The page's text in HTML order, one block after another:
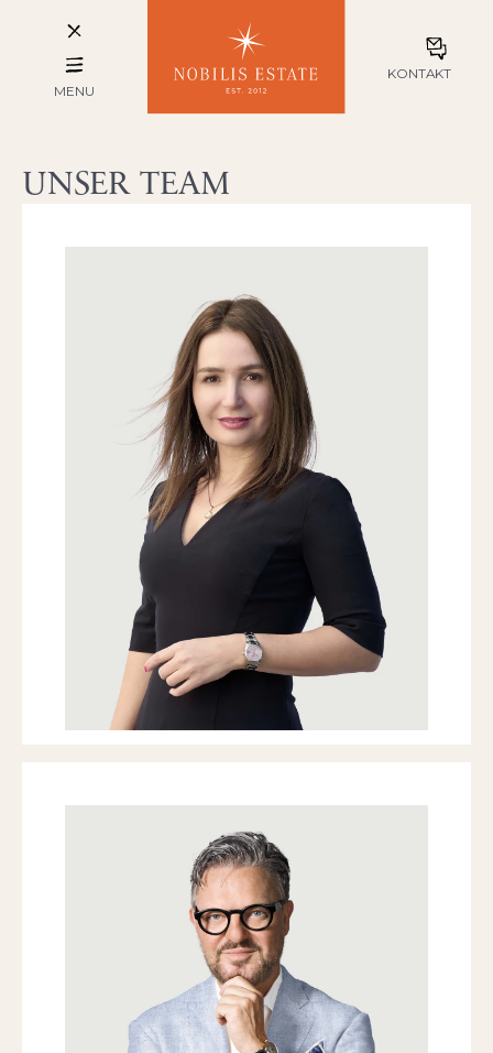
MENU
KONTAKT
UNSER TEAM
Daniela Doychinova
PARTNERIN & STV. DER
GESCHÄFTSLEITUNG
An erster Stelle steht für mich der
Mensch mit seiner Persönlichkeit,
seinen Wünschen und Erwartungen.
+41 78 733 05 51
+41 41 709 00 16
+41 44 266 60 39
doychinova@nobilis-estate.com
David Hauptmann
GRÜNDER & GESCHÄFTSFÜHRER /
VERWALTUNGSRATSPRÄSIDENT
Mich interessiert seit eh und je der
Mensch und sein Wohnraum – nicht
immer gibt dies ein stimmiges Bild ab.